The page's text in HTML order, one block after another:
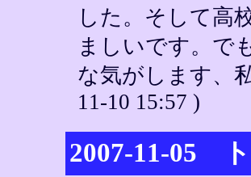
した。そして高
ましいです。で
な気がします、
11-10 15:57 )
2007-11-05